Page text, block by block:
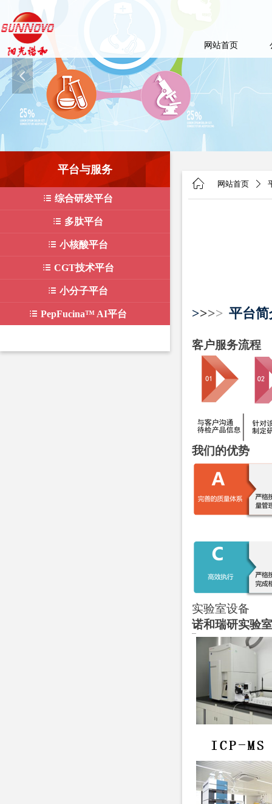
网站首页
넳
>>>> 平台简
客户服务流程
我们的优势
实验室设备
诺和瑞研实验
ꀇ 网站首页 ꄲ
平台与服务
뀑 综合研发平台
뀑 多肽平台
뀑 小核酸平台
뀑 CGT技术平台
뀑 小分子平台
뀑 PepFucina™ AI平台